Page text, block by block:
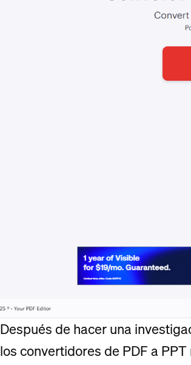
Después de hacer una
los convertidores de PDF a